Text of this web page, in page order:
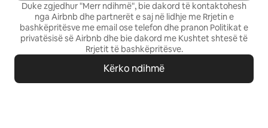
Duke zgjedhur "Merr ndihmë", bie dakord të kontaktohesh
nga Airbnb dhe partnerët e saj në lidhje me Rrjetin e
bashkëpritësve me email ose telefon dhe pranon Politikat e
privatësisë së Airbnb dhe bie dakord me Kushtet shtesë të
Rrjetit të bashkëpritësve.
Kërko ndihmë